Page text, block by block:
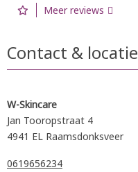
Meer reviews
Contact & locatie
W-Skincare
Jan Tooropstraat 4
4941 EL Raamsdonksveer
0619656234